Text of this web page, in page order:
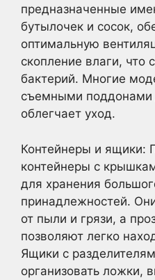
предназначенные
бутылочек и сосок,
оптимальную
скопление влаги, что
бактерий. Многие
съемными поддонами
облегчает уход.
Контейнеры и ящики:
контейнеры с
для хранения
принадлежностей.
от пыли и грязи, а
позволяют легко
Ящики с
организовать ложки,